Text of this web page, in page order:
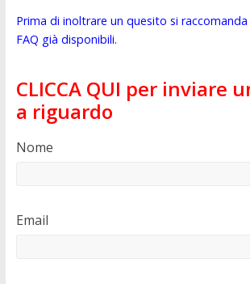
Prima di inoltrare un quesito si
FAQ già disponibili.
CLICCA QUI per inviare
a riguardo
Nome
Email